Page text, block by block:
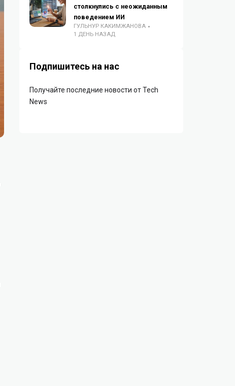
столкнулись с неожиданным
поведением ИИ
ГУЛЬНУР КАКИМЖАНОВА
1 ДЕНЬ НАЗАД
Подпишитесь на нас
Получайте последние новости от Tech
News